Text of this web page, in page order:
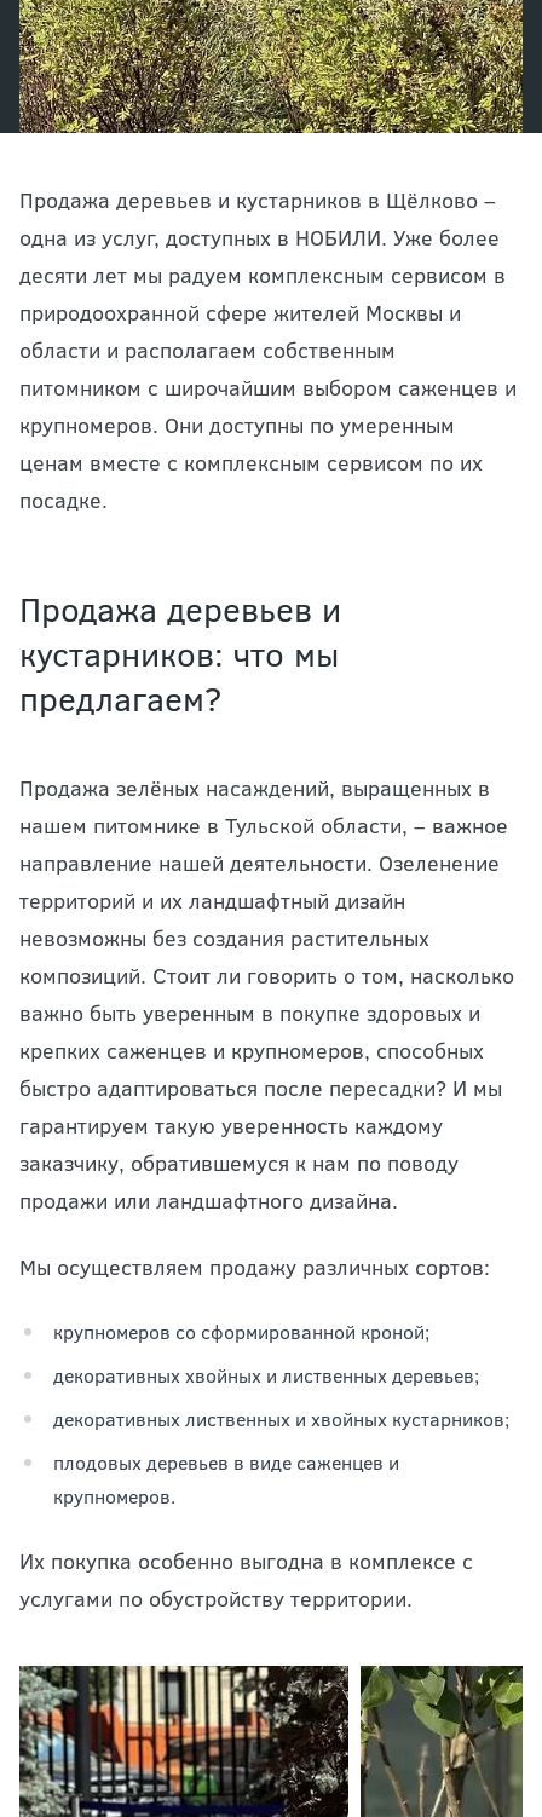
Продажа деревьев и кустарников в Щёлково –
одна из услуг, доступных в НОБИЛИ. Уже более
десяти лет мы радуем комплексным сервисом в
природоохранной сфере жителей Москвы и
области и располагаем собственным
питомником с широчайшим выбором саженцев и
крупномеров. Они доступны по умеренным
ценам вместе с комплексным сервисом по их
посадке.
Продажа деревьев и
кустарников: что мы
предлагаем?
Продажа зелёных насаждений, выращенных в
нашем питомнике в Тульской области, – важное
направление нашей деятельности. Озеленение
территорий и их ландшафтный дизайн
невозможны без создания растительных
композиций. Стоит ли говорить о том, насколько
важно быть уверенным в покупке здоровых и
крепких саженцев и крупномеров, способных
быстро адаптироваться после пересадки? И мы
гарантируем такую уверенность каждому
заказчику, обратившемуся к нам по поводу
продажи или ландшафтного дизайна.
Мы осуществляем продажу различных сортов:
крупномеров со сформированной кроной;
декоративных хвойных и лиственных деревьев;
декоративных лиственных и хвойных кустарников;
плодовых деревьев в виде саженцев и
крупномеров.
Их покупка особенно выгодна в комплексе с
услугами по обустройству территории.